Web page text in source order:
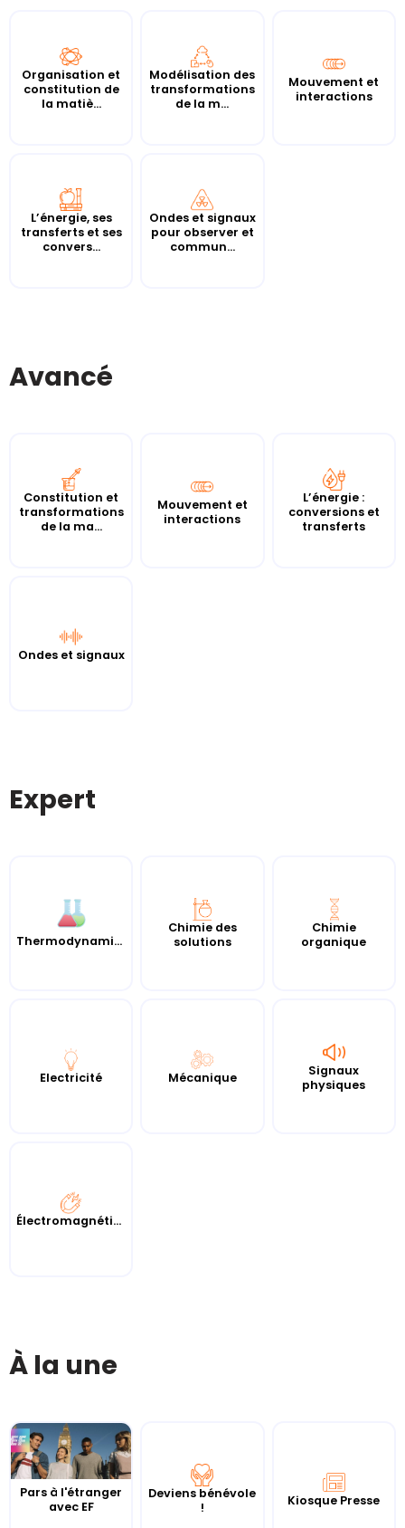
Organisation et
constitution de
la matiè...
Modélisation des
transformations
de la m...
Mouvement et
interactions
L’énergie, ses
transferts et ses
convers...
Ondes et signaux
pour observer et
commun...
Avancé
Constitution et
transformations
de la ma...
Mouvement et
interactions
L’énergie :
conversions et
transferts
Ondes et signaux
Expert
Thermodynamique
Chimie des
solutions
Chimie
organique
Electricité Mécanique
Signaux
physiques
Électromagnétisme
À la une
Pars à l'étranger
avec EF
Deviens bénévole
!
Kiosque Presse